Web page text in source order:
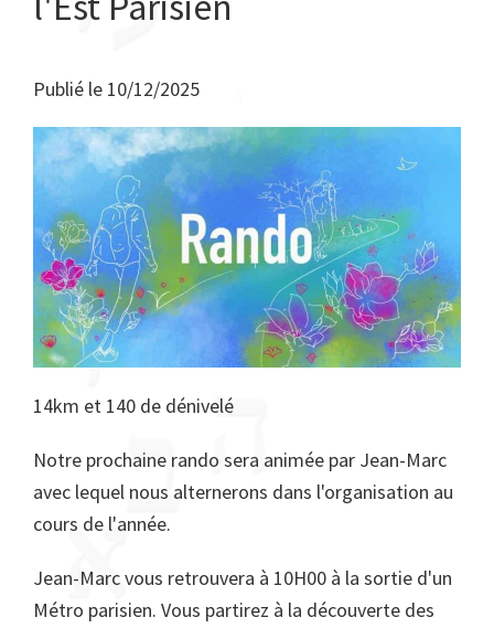
Publié le 10/12/2025
14km et 140 de dénivelé
Notre prochaine rando sera animée par Jean-Marc
avec lequel nous alternerons dans l'organisation au
cours de l'année.
Jean-Marc vous retrouvera à 10H00 à la sortie d'un
Métro parisien. Vous partirez à la découverte des